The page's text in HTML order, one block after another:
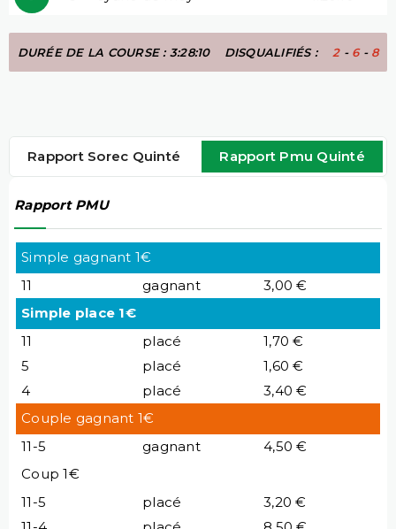
DURÉE DE LA COURSE : 3:28:10 DISQUALIFIÉS : 2- 6- 8
Rapport Sorec Quinté Rapport Pmu Quinté
Rapport PMU
Simple gagnant 1€
11
gagnant
3,00 €
Simple place 1€
11
placé
1,70 €
5
placé
1,60 €
4
placé
3,40 €
Couple gagnant 1€
11-5
gagnant
4,50 €
Coup 1€
11-5
placé
3,20 €